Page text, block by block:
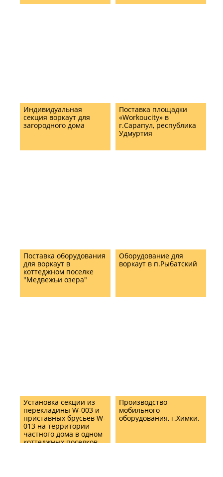
Индивидуальная
секция воркаут для
загородного дома
Поставка площадки
«Workoucity» в
г.Сарапул, республика
Удмуртия
Поставка оборудования
для воркаут в
коттеджном поселке
"Медвежьи озера"
Оборудование для
воркаут в п.Рыбатский
Установка секции из
перекладины W-003 и
приставных брусьев W-
013 на территории
частного дома в одном
коттеджных поселков
Производство
мобильного
оборудования, г.Химки.